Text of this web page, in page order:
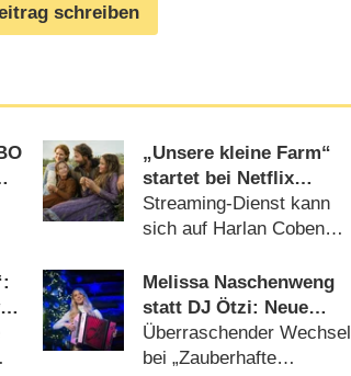
schreiben
„Unsere kleine Farm“
startet bei Netflix
schwach, „Nur für dein
Leben“ visiert ewige
Streaming-Dienst kann
sich auf Harlan Coben
Melissa Naschenweng
statt DJ Ötzi: Neue
Moderatorin für
Weihnachtsshow von
Überraschender Wechsel
bei „Zauberhafte